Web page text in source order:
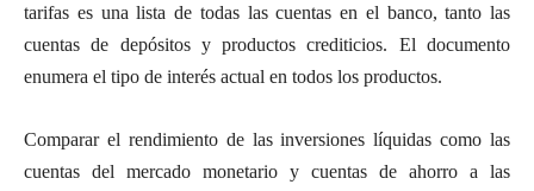
tarifas es una lista de todas las cuentas en el banco, tanto las
cuentas de depósitos y productos crediticios. El documento
enumera el tipo de interés actual en todos los productos.
Comparar el rendimiento de las inversiones líquidas como las
cuentas del mercado monetario y cuentas de ahorro a las